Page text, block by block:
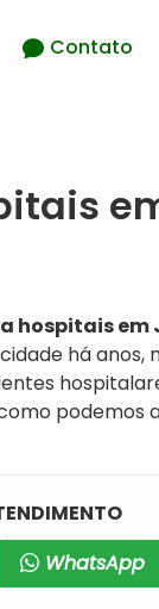
Contato
hospitais em
há
podemos
WhatsApp